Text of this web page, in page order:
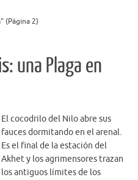
(Página 2)
una Plaga en
El cocodrilo del Nilo abre sus
fauces dormitando en el arenal.
Es el final de la estación del
Akhet y los agrimensores trazan
los antiguos límites de los